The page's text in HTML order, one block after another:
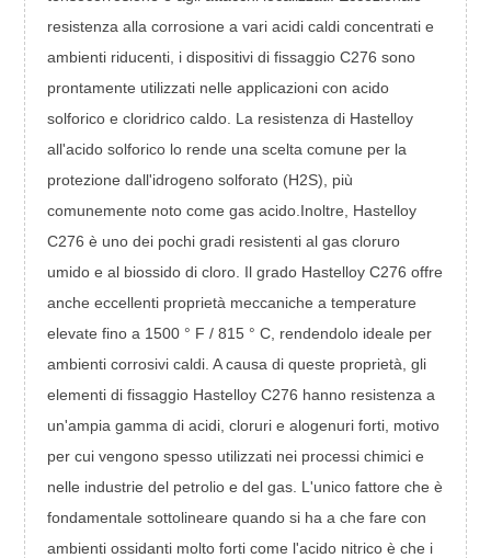
resistenza alla corrosione a vari acidi caldi concentrati e
ambienti riducenti, i dispositivi di fissaggio C276 sono
prontamente utilizzati nelle applicazioni con acido
solforico e cloridrico caldo. La resistenza di Hastelloy
all'acido solforico lo rende una scelta comune per la
protezione dall'idrogeno solforato (H2S), più
comunemente noto come gas acido.Inoltre, Hastelloy
C276 è uno dei pochi gradi resistenti al gas cloruro
umido e al biossido di cloro. Il grado Hastelloy C276 offre
anche eccellenti proprietà meccaniche a temperature
elevate fino a 1500 ° F / 815 ° C, rendendolo ideale per
ambienti corrosivi caldi. A causa di queste proprietà, gli
elementi di fissaggio Hastelloy C276 hanno resistenza a
un'ampia gamma di acidi, cloruri e alogenuri forti, motivo
per cui vengono spesso utilizzati nei processi chimici e
nelle industrie del petrolio e del gas. L'unico fattore che è
fondamentale sottolineare quando si ha a che fare con
ambienti ossidanti molto forti come l'acido nitrico è che i